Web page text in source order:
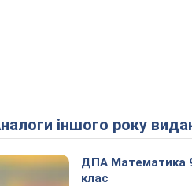
Аналоги іншого року
ДПА Математика
клас